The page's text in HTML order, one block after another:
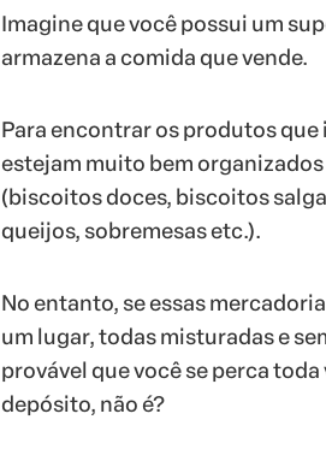
Imagine que você possui um
armazena a comida que vende.
Para encontrar os produtos que
estejam muito bem
(biscoitos doces, biscoitos
queijos, sobremesas etc.).
No entanto, se essas
um lugar, todas misturadas e
provável que você se perca
depósito, não é?